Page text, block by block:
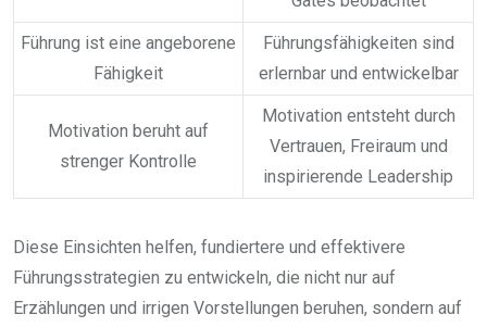
Führung ist eine angeborene
Fähigkeit
Führungsfähigkeiten sind
erlernbar und entwickelbar
Motivation beruht auf
strenger Kontrolle
Motivation entsteht durch
Vertrauen, Freiraum und
inspirierende Leadership
Diese Einsichten helfen, fundiertere und effektivere
Führungsstrategien zu entwickeln, die nicht nur auf
Erzählungen und irrigen Vorstellungen beruhen, sondern auf